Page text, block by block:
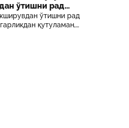
ўтишни рад
ўтишни рад
қутуламан,